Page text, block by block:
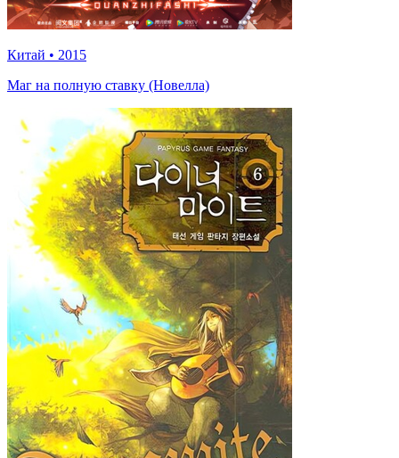
Китай • 2015
Маг на полную ставку (Новелла)